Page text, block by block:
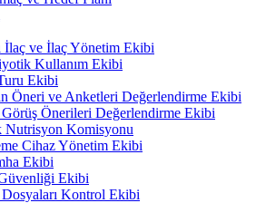
İlaç ve İlaç Yönetim Ekibi
Kullanım Ekibi
Ekibi
Öneri ve Anketleri Değerlendirme Ekibi
Görüş Önerileri Değerlendirme Ekibi
Komisyonu
Cihaz Yönetim Ekibi
Ekibi
Ekibi
Dosyaları Kontrol Ekibi